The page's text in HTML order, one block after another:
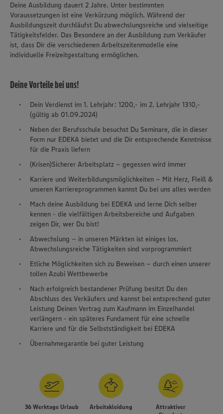
Deine Ausbildung dauert 2 Jahre. Unter bestimmten
Voraussetzungen ist eine Verkürzung möglich. Während der
Ausbildungszeit durchläufst Du abwechslungsreiche und vielseitige
Tätigkeitsfelder. Das Besondere an der Ausbildung zum Verkäufer
ist, dass Dir die verschiedenen Arbeitszeitenmodelle eine
individuelle Freizeitgestaltung ermöglichen.
Deine Vorteile bei uns!
Dein Verdienst im 1. Lehrjahr: 1200,- im 2. Lehrjahr 1310,-
(gültig ab 01.09.2024)
Neben der Berufsschule besuchst Du Seminare, die in dieser
Form nur EDEKA bietet und die Dir entsprechende Kenntnisse
für die Praxis liefern
(Krisen)Sicherer Arbeitsplatz – gegessen wird immer
Karriere und Weiterbildungsmöglichkeiten – Mit Herz, Fleiß &
unseren Karriereprogrammen kannst Du bei uns alles werden
Mach deine Ausbildung bei EDEKA und lerne Dich selber
kennen - die vielfältigen Arbeitsbereiche und Aufgaben
zeigen Dir, wer Du bist!
Abwechslung – in unseren Märkten ist einiges los.
Abwechslungsreiche Tätigkeiten sind vorprogrammiert
Etliche Möglichkeiten sich zu Beweisen – durch einen unserer
tollen Azubi Wettbewerbe
Nach erfolgreich bestandener Prüfung besitzt Du den
Abschluss des Verkäufers und kannst bei entsprechend guter
Leistung Deinen Vertrag zum Kaufmann im Einzelhandel
verlängern - ein späteres Fundament für eine schnelle
Karriere und für die Selbstständigkeit bei EDEKA
Übernahmegarantie bei guter Leistung
36 Werktage Urlaub Arbeitskleidung
Attraktiver